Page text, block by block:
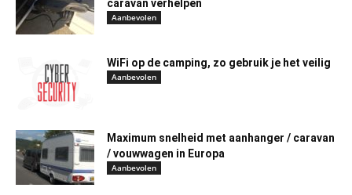
caravan verhelpen
Aanbevolen
WiFi op de camping, zo gebruik je het veilig
Aanbevolen
Maximum snelheid met aanhanger / caravan
/ vouwwagen in Europa
Aanbevolen